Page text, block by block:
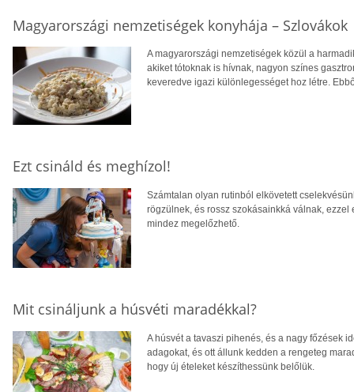
Magyarországi nemzetiségek konyhája – Szlovákok
A magyarországi nemzetiségek közül a
akiket tótoknak is hívnak, nagyon színes
keveredve igazi különlegességet hoz létre.
Ezt csináld és meghízol!
Számtalan olyan rutinból elkövetett
rögzülnek, és rossz szokásainkká válnak,
mindez megelőzhető.
Mit csináljunk a húsvéti maradékkal?
A húsvét a tavaszi pihenés, és a nagy főzések
adagokat, és ott állunk kedden a rengeteg
hogy új ételeket készíthessünk belőlük.